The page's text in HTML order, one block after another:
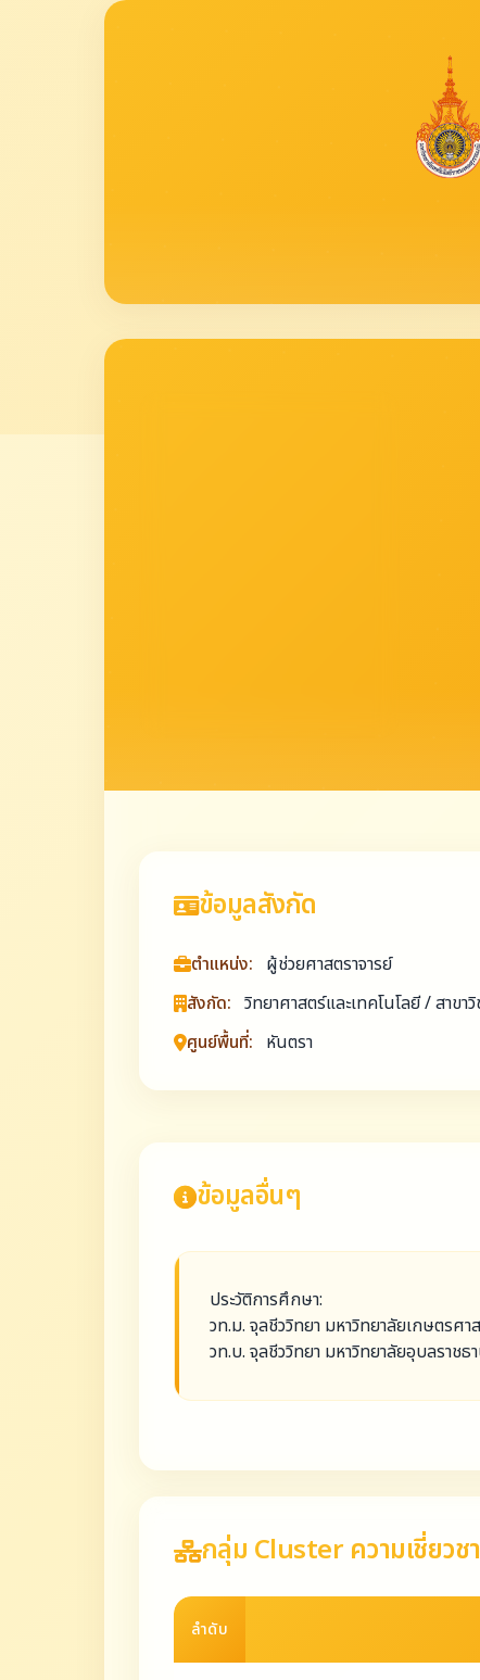
ข้อมูลสังกัด
ตำแหน่ง: ผู้ช่วยศาสตราจารย์
สังกัด: วิทยาศาสตร์และเทคโนโลยี / สาขา
ศูนย์พื้นที่: หันตรา
ข้อมูลอื่นๆ
ประวัติการศึกษา:
วท.ม. จุลชีววิทยา มหาวิทยาลัยเกษตรศา
วท.บ. จุลชีววิทยา มหาวิทยาลัยอุบลราชธ
กลุ่ม Cluster ความเชี่ยว
ลำดับ